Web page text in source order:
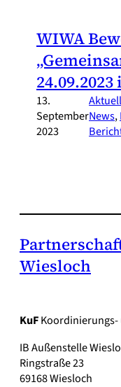
WIWA
13.
September
2023
News,
Wiesloch
KuFKoordinierungs-
IB Außenstelle
Ringstraße 23
69168 Wiesloch